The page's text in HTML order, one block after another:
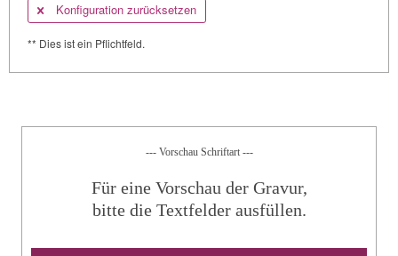
Konfiguration zurücksetzen
** Dies ist ein Pflichtfeld.
--- Vorschau Schriftart ---
Für eine Vorschau der Gravur,
bitte die Textfelder ausfüllen.